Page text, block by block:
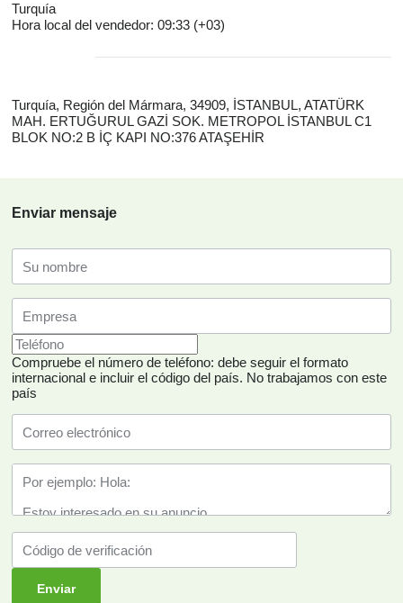
Turquía
Hora local del vendedor: 09:33 (+03)
Turquía, Región del Mármara, 34909, İSTANBUL, ATATÜRK
MAH. ERTUĞURUL GAZİ SOK. METROPOL İSTANBUL C1
BLOK NO:2 B İÇ KAPI NO:376 ATAŞEHİR
Enviar mensaje
Compruebe el número de teléfono: debe seguir el formato
internacional e incluir el código del país. No trabajamos con este
país